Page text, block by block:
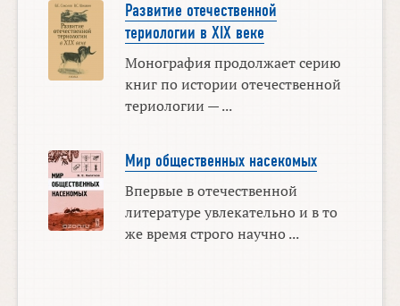
Развитие отечественной
териологии в XIX веке
Монография продолжает серию
книг по истории отечественной
териологии — ...
Мир общественных насекомых
Впервые в отечественной
литературе увлекательно и в то
же время строго научно ...